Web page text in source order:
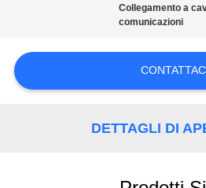
PRIVACY
POLICY
Collegamento a
comunicazioni
DETTAGLI DI